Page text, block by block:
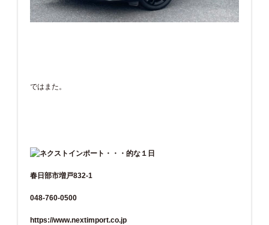
ではまた。
春日部市増戸832-1
048-760-0500
https://www.nextimport.co.jp